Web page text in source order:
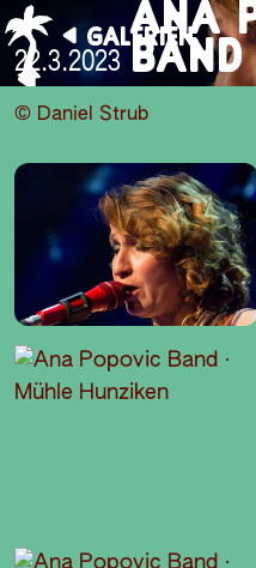
GALERIEN
22.3.2023
ANA
BAND
© Daniel Strub